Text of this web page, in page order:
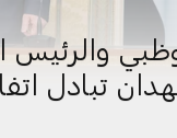
والرئيس
تبادل